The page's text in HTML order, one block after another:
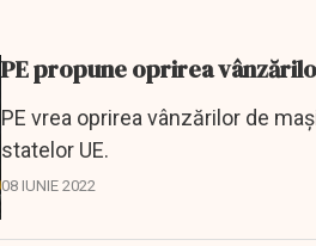
PE
PE vrea oprirea vânzărilor de
statelor UE.
08 IUNIE 2022